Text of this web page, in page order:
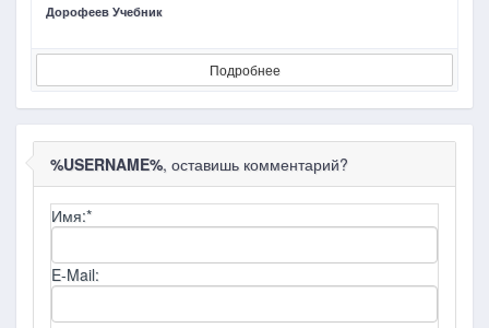
Дорофеев Учебник
Подробнее
%USERNAME%, оставишь комментарий?
Имя:*
E-Mail: